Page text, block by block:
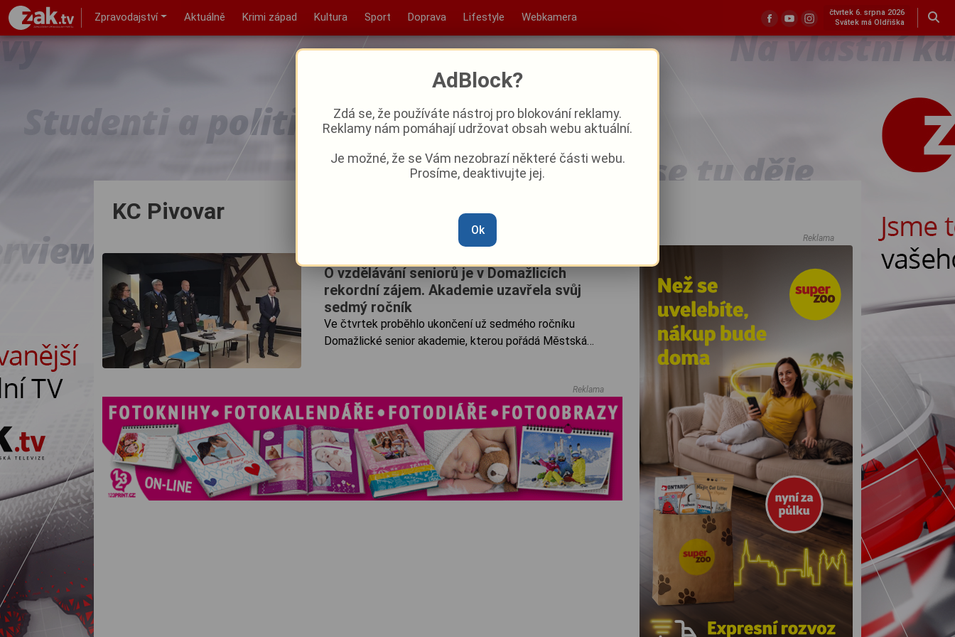
Zpravodajství Aktuálně Krimi západ Kultura Sport Doprava Lifestyle Webkamera
čtvrtek 6. srpna 2026
Svátek má Oldřiška
KC Pivovar
O vzdělávání seniorů je v Domažlicích
rekordní zájem. Akademie uzavřela svůj
sedmý ročník
Ve čtvrtek proběhlo ukončení už sedmého ročníku
Domažlické senior akademie, kterou pořádá Městská
Reklama
Reklama
AdBlock?
Zdá se, že používáte nástroj pro blokování reklamy.
Reklamy nám pomáhají udržovat obsah webu aktuální.
Je možné, že se Vám nezobrazí některé části webu.
Prosíme, deaktivujte jej.
Ok